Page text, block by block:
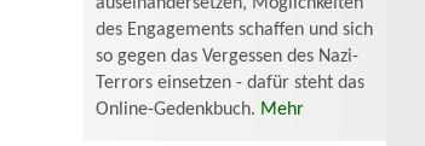
des Engagements schaffen und sich
so gegen das Vergessen des Nazi-
Terrors einsetzen - dafür steht das
Online-Gedenkbuch. Mehr